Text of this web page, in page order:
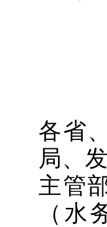
各省
局、
主管
（ 水